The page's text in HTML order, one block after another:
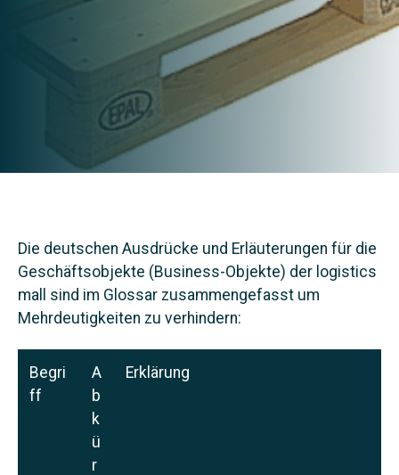
Die deutschen Ausdrücke und Erläuterungen für die
Geschäftsobjekte (Business-Objekte) der logistics
mall sind im Glossar zusammengefasst um
Mehrdeutigkeiten zu verhindern:
Begri
ff
A
b
k
ü
r
Erklärung